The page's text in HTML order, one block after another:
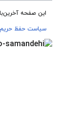
این صفحه آخرین‌بار در ‏۱۴ ژوئن ۲۰۲۳ ساعت ‏۰۶:۴۷
سیاست حفظ